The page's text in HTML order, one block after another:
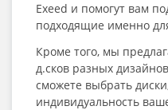
Exeed и помогут вам
подходящие именно
Кроме того, мы
д.сков разных
сможете выбрать
индивидуальность